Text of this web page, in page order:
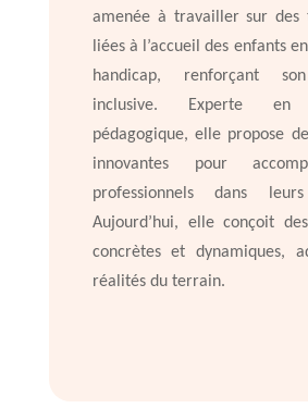
amenée à travailler sur des
liées à l’accueil des enfants
handicap, renforçant
inclusive. Experte en
pédagogique, elle propose
innovantes pour
professionnels dans
Aujourd’hui, elle conçoit
concrètes et dynamiques,
réalités du terrain.